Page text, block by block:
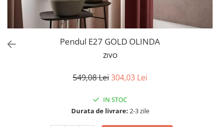
Tuburi LED
Pendul E27 GOLD OLINDA
ZIVO
549,08 Lei304,03 Lei
IN STOC
Durata de livrare: 2-3 zile